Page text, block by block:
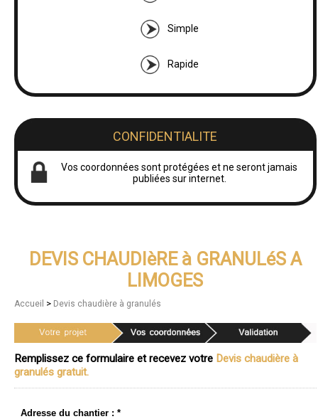
Simple
Rapide
CONFIDENTIALITE
Vos coordonnées sont protégées et ne seront jamais
publiées sur internet.
DEVIS CHAUDIèRE à GRANULéS A
LIMOGES
Accueil > Devis chaudière à granulés
Remplissez ce formulaire et recevez votre Devis chaudière à
granulés gratuit.
Adresse du chantier : *